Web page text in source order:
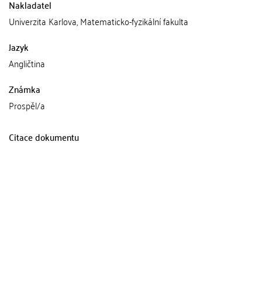
Nakladatel
Univerzita Karlova, Matematicko-fyzikální fakulta
Jazyk
Angličtina
Známka
Prospěl/a
Citace dokumentu